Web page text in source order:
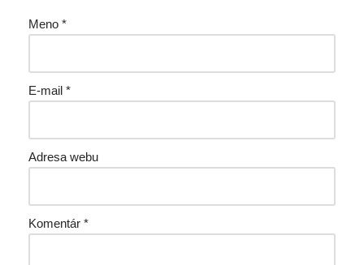
Meno *
E-mail *
Adresa webu
Komentár *